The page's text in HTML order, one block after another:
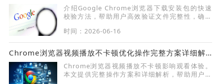
介绍Google Chrome浏览器下载安装包的快速
校验方法，帮助用户高效验证文件完整性，确保
时间：2026-06-16
Chrome浏览器视频播放不卡顿优化操作完整方案详细解析
Chrome浏览器视频播放不卡顿影响观看体验。
本文提供完整操作方案和详细解析，帮助用户提